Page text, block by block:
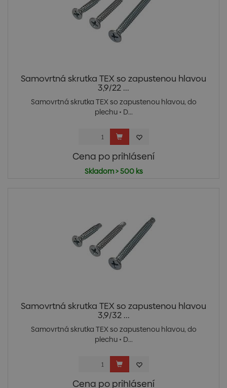
Samovrtná skrutka TEX so zapustenou hlavou
3,9/22 ...
Samovrtná skrutka TEX so zapustenou hlavou, do
plechu • D...
Cena po prihlásení
Skladom > 500 ks
Samovrtná skrutka TEX so zapustenou hlavou
3,9/32 ...
Samovrtná skrutka TEX so zapustenou hlavou, do
plechu • D...
Cena po prihlásení